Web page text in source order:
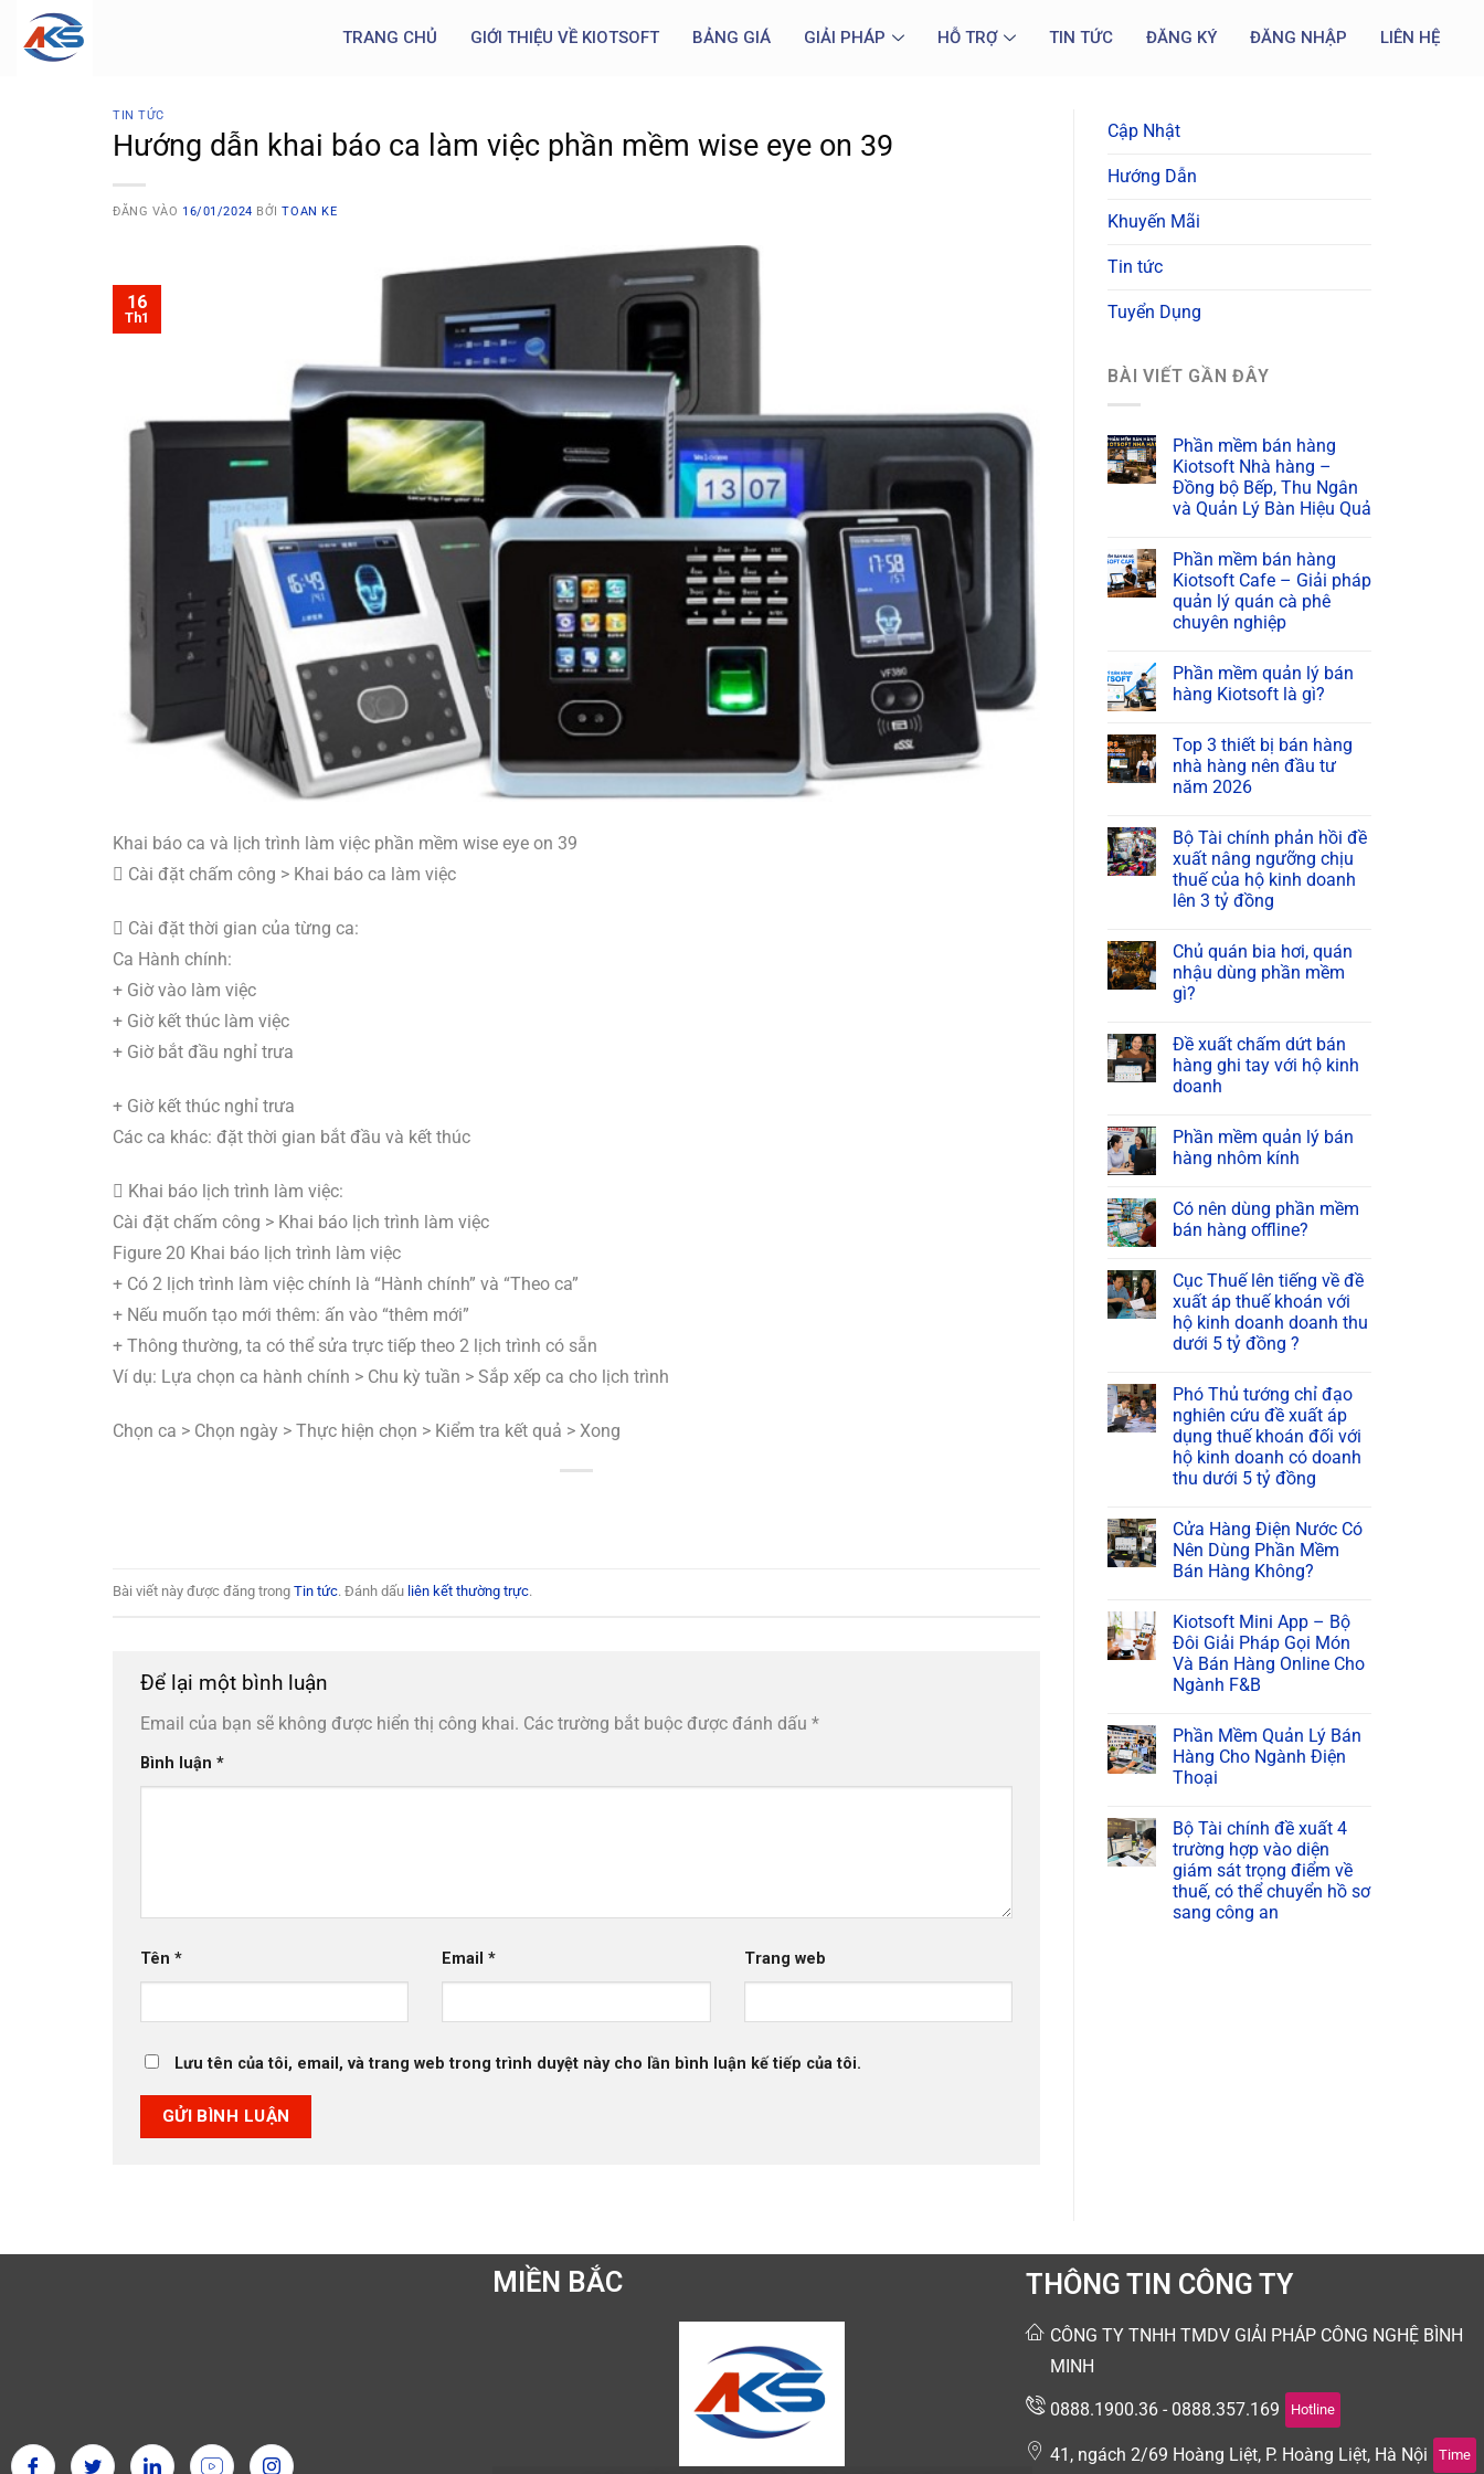
TRANG CHỦ GIỚI THIỆU VỀ KIOTSOFT BẢNG GIÁ GIẢI PHÁP HỖ TRỢ TIN TỨC ĐĂNG KÝ ĐĂNG NHẬP LIÊN HỆ
TIN TỨC
Hướng dẫn khai báo ca làm việc phần mềm wise eye on 39
ĐĂNG VÀO 16/01/2024 BỞITOAN KE
16
Th1
Khai báo ca và lịch trình làm việc phần mềm wise eye on 39
 Cài đặt chấm công > Khai báo ca làm việc
 Cài đặt thời gian của từng ca:
Ca Hành chính:
+ Giờ vào làm việc
+ Giờ kết thúc làm việc
+ Giờ bắt đầu nghỉ trưa
+ Giờ kết thúc nghỉ trưa
Các ca khác: đặt thời gian bắt đầu và kết thúc
 Khai báo lịch trình làm việc:
Cài đặt chấm công > Khai báo lịch trình làm việc
Figure 20 Khai báo lịch trình làm việc
+ Có 2 lịch trình làm việc chính là “Hành chính” và “Theo ca”
+ Nếu muốn tạo mới thêm: ấn vào “thêm mới”
+ Thông thường, ta có thể sửa trực tiếp theo 2 lịch trình có sẵn
Ví dụ: Lựa chọn ca hành chính > Chu kỳ tuần > Sắp xếp ca cho lịch trình
Chọn ca > Chọn ngày > Thực hiện chọn > Kiểm tra kết quả > Xong
Bài viết này được đăng trong Tin tức. Đánh dấu liên kết thường trực.
Để lại một bình luận
Email của bạn sẽ không được hiển thị công khai. Các trường bắt buộc được đánh dấu *
Bình luận *
Tên * Email* Trang web
Lưu tên của tôi, email, và trang web trong trình duyệt này cho lần bình luận kế tiếp của tôi.
Cập Nhật
Hướng Dẫn
Khuyến Mãi
Tin tức
Tuyển Dụng
BÀI VIẾT GẦN ĐÂY
Phần mềm bán hàng
Kiotsoft Nhà hàng –
Đồng bộ Bếp, Thu Ngân
và Quản Lý Bàn Hiệu Quả
Phần mềm bán hàng
Kiotsoft Cafe – Giải pháp
quản lý quán cà phê
chuyên nghiệp
Phần mềm quản lý bán
hàng Kiotsoft là gì?
Top 3 thiết bị bán hàng
nhà hàng nên đầu tư
năm 2026
Bộ Tài chính phản hồi đề
xuất nâng ngưỡng chịu
thuế của hộ kinh doanh
lên 3 tỷ đồng
Chủ quán bia hơi, quán
nhậu dùng phần mềm
gì?
Đề xuất chấm dứt bán
hàng ghi tay với hộ kinh
doanh
Phần mềm quản lý bán
hàng nhôm kính
Có nên dùng phần mềm
bán hàng offline?
Cục Thuế lên tiếng về đề
xuất áp thuế khoán với
hộ kinh doanh doanh thu
dưới 5 tỷ đồng ?
Phó Thủ tướng chỉ đạo
nghiên cứu đề xuất áp
dụng thuế khoán đối với
hộ kinh doanh có doanh
thu dưới 5 tỷ đồng
Cửa Hàng Điện Nước Có
Nên Dùng Phần Mềm
Bán Hàng Không?
Kiotsoft Mini App – Bộ
Đôi Giải Pháp Gọi Món
Và Bán Hàng Online Cho
Ngành F&B
Phần Mềm Quản Lý Bán
Hàng Cho Ngành Điện
Thoại
Bộ Tài chính đề xuất 4
trường hợp vào diện
giám sát trọng điểm về
thuế, có thể chuyển hồ sơ
sang công an
MIỀN BẮC THÔNG TIN CÔNG TY
CÔNG TY TNHH TMDV GIẢI PHÁP CÔNG NGHỆ BÌNH
MINH
0888.1900.36 - 0888.357.169 Hotline
41, ngách 2/69 Hoàng Liệt, P. Hoàng Liệt, Hà Nội Time